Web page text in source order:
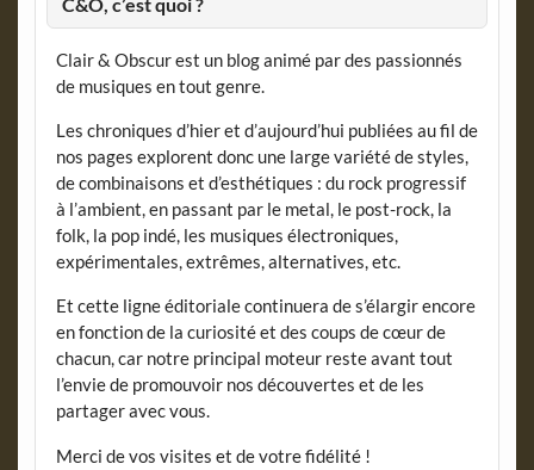
Clair & Obscur est un blog animé par des passionnés
de musiques en tout genre.
Les chroniques d’hier et d’aujourd’hui publiées au fil de
nos pages explorent donc une large variété de styles,
de combinaisons et d’esthétiques : du rock progressif
à l’ambient, en passant par le metal, le post-rock, la
folk, la pop indé, les musiques électroniques,
expérimentales, extrêmes, alternatives, etc.
Et cette ligne éditoriale continuera de s’élargir encore
en fonction de la curiosité et des coups de cœur de
chacun, car notre principal moteur reste avant tout
l’envie de promouvoir nos découvertes et de les
partager avec vous.
Merci de vos visites et de votre fidélité !